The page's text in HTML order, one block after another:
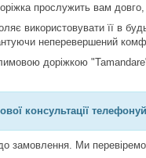
прослужить вам
використовувати її в
неперевершений
доріжкою
консультації
замовлення. Ми